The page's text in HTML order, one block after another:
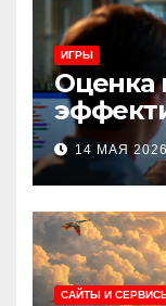
ИГРЫ
Оценка
при
касания
14 МАЯ 2026
САЙТЫ И